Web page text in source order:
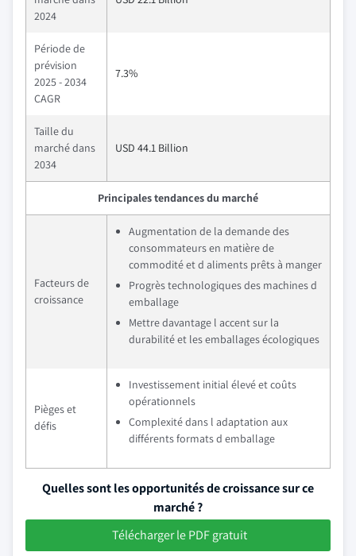
2024
Période de
prévision
2025 - 2034
CAGR
7.3%
Taille du
marché dans
2034
USD 44.1 Billion
Principales tendances du marché
Facteurs de
croissance
Augmentation de la demande des
consommateurs en matière de
commodité et d aliments prêts à manger
Progrès technologiques des machines d
emballage
Mettre davantage l accent sur la
durabilité et les emballages écologiques
Pièges et
défis
Investissement initial élevé et coûts
opérationnels
Complexité dans l adaptation aux
différents formats d emballage
Quelles sont les opportunités de croissance sur ce
marché ?
Télécharger le PDF gratuit